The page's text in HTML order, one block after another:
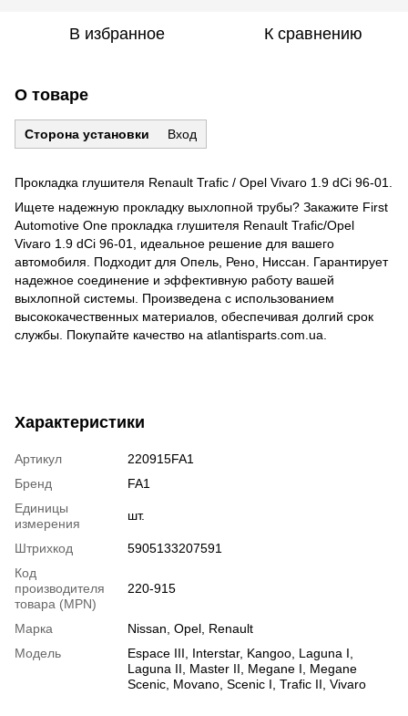
В избранное К сравнению
О товаре
Сторона установки Вход
Прокладка глушителя Renault Trafic / Opel Vivaro 1.9 dCi 96-01.
Ищете надежную прокладку выхлопной трубы? Закажите First
Automotive One прокладка глушителя Renault Trafic/Opel
Vivaro 1.9 dCi 96-01, идеальное решение для вашего
автомобиля. Подходит для Опель, Рено, Ниссан. Гарантирует
надежное соединение и эффективную работу вашей
выхлопной системы. Произведена с использованием
высококачественных материалов, обеспечивая долгий срок
службы. Покупайте качество на atlantisparts.com.ua.
Характеристики
Артикул
220915FA1
Бренд
FA1
Единицы
измерения
шт.
Штрихкод
5905133207591
Код
производителя
товара (MPN)
220-915
Марка Nissan Opel Renault
Модель
Espace III Interstar, Kangoo Laguna I
Laguna II
Master II Megane I
Megane
Scenic Movano Scenic I Trafic II Vivaro